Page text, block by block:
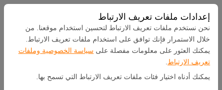
إعدادات ملفات تعريف الارتباط
نحن نستخدم ملفات تعريف الارتباط لتحسين استخدام موقعنا. من
خلال الاستمرار فإنك توافق على استخدام ملفات تعريف الارتباط.
يمكنك العثور على معلومات مفصلة على سياسة الخصوصية وملفات
تعريف الارتباط
يمكنك أدناه اختيار فئات ملفات تعريف الارتباط التي تسمح بها.
بيك اب الموقع
Hatay Samandağ